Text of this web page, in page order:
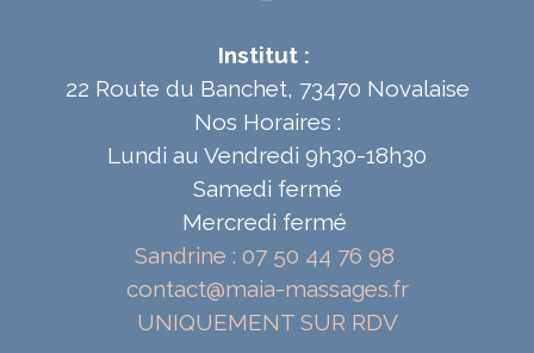
Institut :
22 Route du Banchet, 73470 Novalaise
Nos Horaires :
Lundi au Vendredi 9h30-18h30
Samedi fermé
Mercredi fermé
Sandrine : 07 50 44 76 98
contact@maia-massages.fr
UNIQUEMENT SUR RDV